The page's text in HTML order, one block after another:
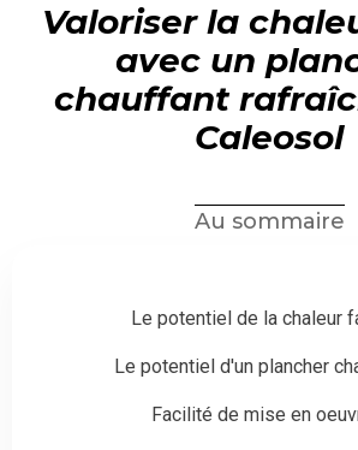
Valoriser la
avec un
chauffant
Caleosol
Au sommaire
Le potentiel de la chaleur
Le potentiel d'un plancher
Facilité de mise en